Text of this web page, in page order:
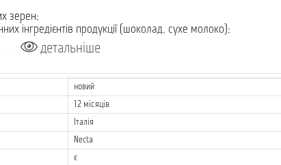
зерен;
інгредієнтів продукції (шоколад, сухе молоко);
молоко);
або
Гц;
детальніше
новий
12 місяців
Італія
Necta
є